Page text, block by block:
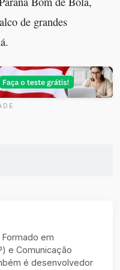
de grandes
em
e Comunicação
é desenvolvedor